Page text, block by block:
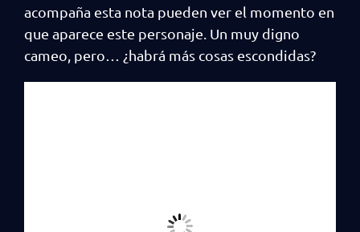
acompaña esta nota pueden ver el momento en
que aparece este personaje. Un muy digno
cameo, pero… ¿habrá más cosas escondidas?